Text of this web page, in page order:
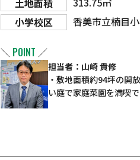
土地面積
小学校区
香美市立楠目
＼ POINT ／
担当者：山崎 貴修
・敷地面積約94坪の開
い庭で家庭菜園を満喫